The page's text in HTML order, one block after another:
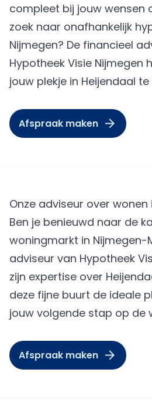
compleet bij jouw wensen
zoek naar onafhankelijk
Nijmegen? De financieel
Hypotheek Visie Nijmegen
jouw plekje in Heijendaal
Afspraak maken
Onze adviseur over wonen
Ben je benieuwd naar de
woningmarkt in Nijmegen-
adviseur van Hypotheek
zijn expertise over
deze fijne buurt de ideale
jouw volgende stap op de
Afspraak maken